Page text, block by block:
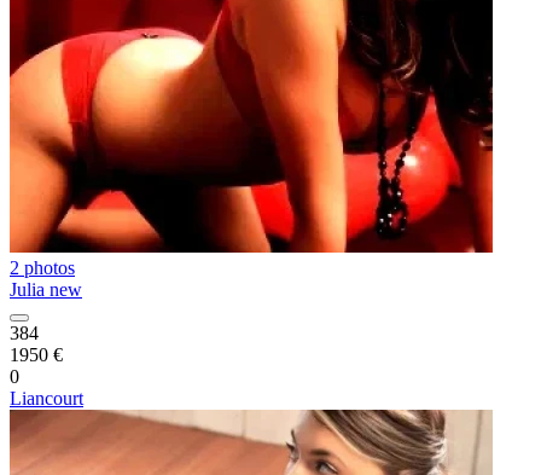
2 photos
Julia new
384
1950 €
0
Liancourt